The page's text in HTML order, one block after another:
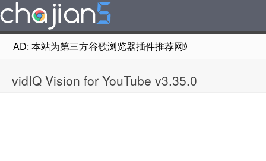
AD: 本站为第三方谷歌浏览器插件推荐网站，非Google
vidIQ Vision for YouTube v3.35.0